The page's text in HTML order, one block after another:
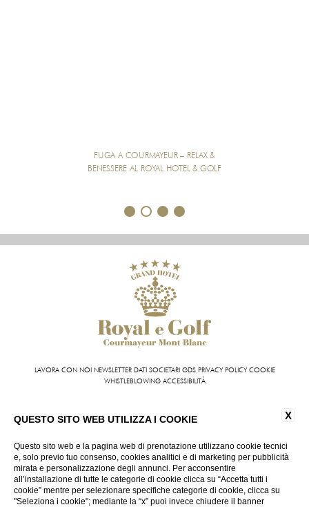
FUGA A COURMAYEUR – RELAX &
BENESSERE AL ROYAL HOTEL & GOLF
2
LAVORA CON NOI NEWSLETTER DATI SOCIETARI GDS PRIVACY POLICY COOKIE
WHISTLEBLOWING ACCESSIBILITÀ
611 | FAX +39 0165 842 093
VIRTUAL TOUR
X
QUESTO SITO WEB UTILIZZA I COOKIE
Questo sito web e la pagina web di prenotazione utilizzano cookie tecnici
e, solo previo tuo consenso, cookies analitici e di marketing per pubblicità
mirata e personalizzazione degli annunci. Per acconsentire
all’installazione di tutte le categorie di cookie clicca su “Accetta tutti i
cookie” mentre per selezionare specifiche categorie di cookie, clicca su
"Seleziona i cookie"; mediante la “x” puoi invece chiudere il banner